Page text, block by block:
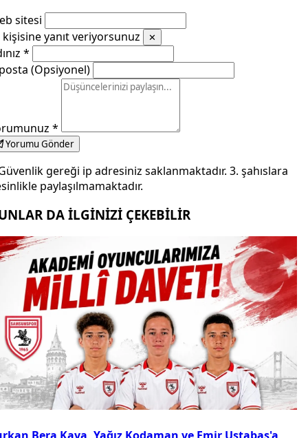
sitesi
kişisine yanıt veriyorsunuz
✕
*
(Opsiyonel)
*
Yorumu Gönder
gereği ip adresiniz saklanmaktadır. 3. şahıslara
paylaşılmamaktadır.
DA İLGİNİZİ ÇEKEBİLİR